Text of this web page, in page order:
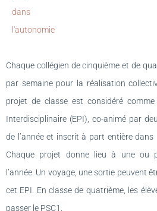
dans
l'autonomie
Chaque collégien de cinquième et de
par semaine pour la réalisation
projet de classe est considéré
Interdisciplinaire (EPI), co-animé par
de l’année et inscrit à part entière dans
Chaque projet donne lieu à une ou
l’année. Un voyage, une sortie peuvent
cet EPI. En classe de quatrième, les
passer le PSC1.